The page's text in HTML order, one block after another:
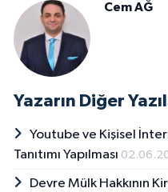
Cem AĞ
Yazarın Diğer
Youtube ve Kişisel
Tanıtımı Yapılması
Devre Mülk Hakkının